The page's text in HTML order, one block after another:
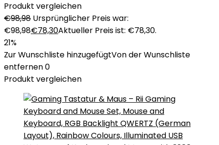
Produkt vergleichen
€98,98 Ursprünglicher Preis war:
€98,98€78,30Aktueller Preis ist: €78,30.
21%
Zur Wunschliste hinzugefügtVon der Wunschliste
entfernen0
Produkt vergleichen